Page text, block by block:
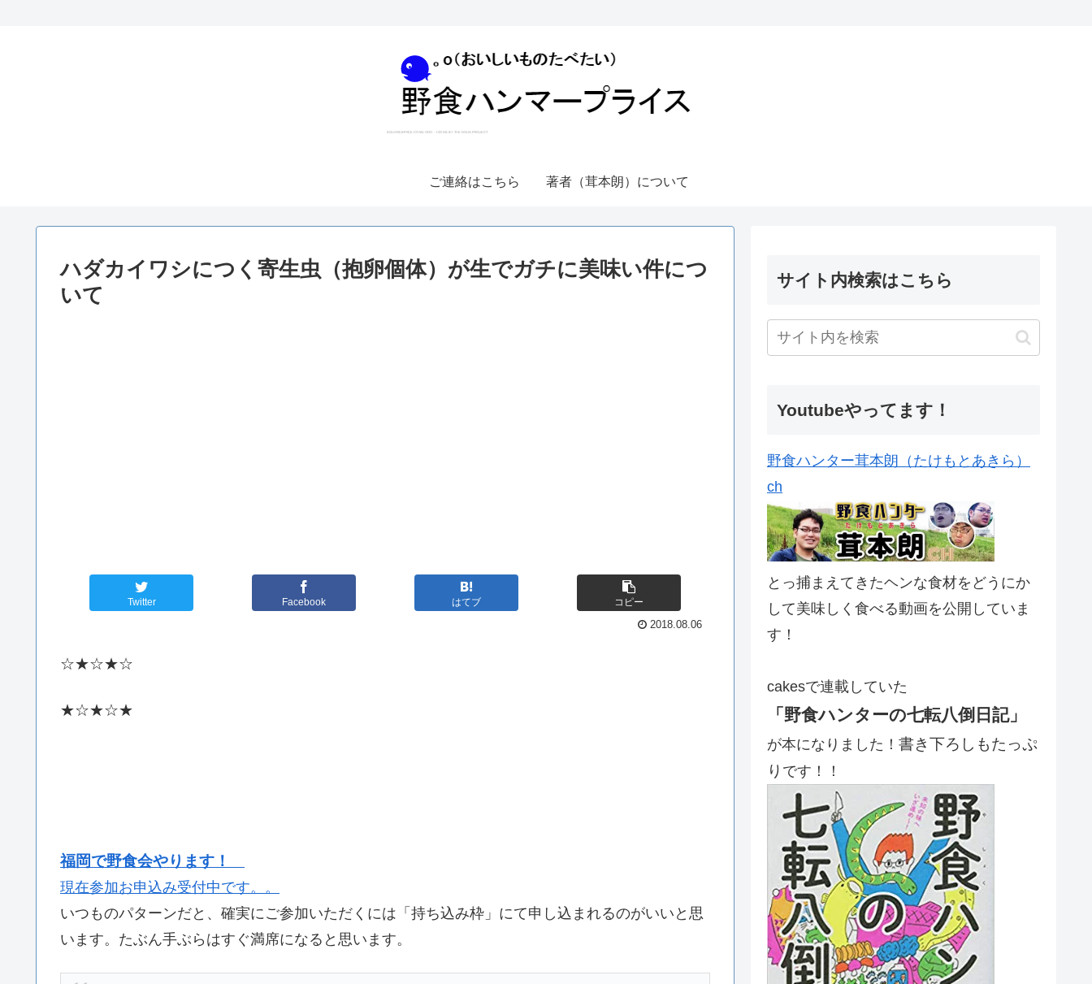
ご連絡はこちら 著者（茸本朗）について
ハダカイワシにつく寄生虫（抱卵個体）が生でガチに美味い件につ
いて
Twitter Facebook はてブ コピー
2018.08.06
☆★☆★☆
★☆★☆★
福岡で野食会やります！
現在参加お申込み受付中です。。
いつものパターンだと、確実にご参加いただくには「持ち込み枠」にて申し込まれるのがいいと思
います。たぶん手ぶらはすぐ満席になると思います。
サイト内検索はこちら
Youtubeやってます！
野食ハンター茸本朗（たけもとあきら）
ch
とっ捕まえてきたヘンな食材をどうにか
して美味しく食べる動画を公開していま
す！
cakesで連載していた
「野食ハンターの七転八倒日記」
が本になりました！ 書き下ろしもたっぷ
り です！！